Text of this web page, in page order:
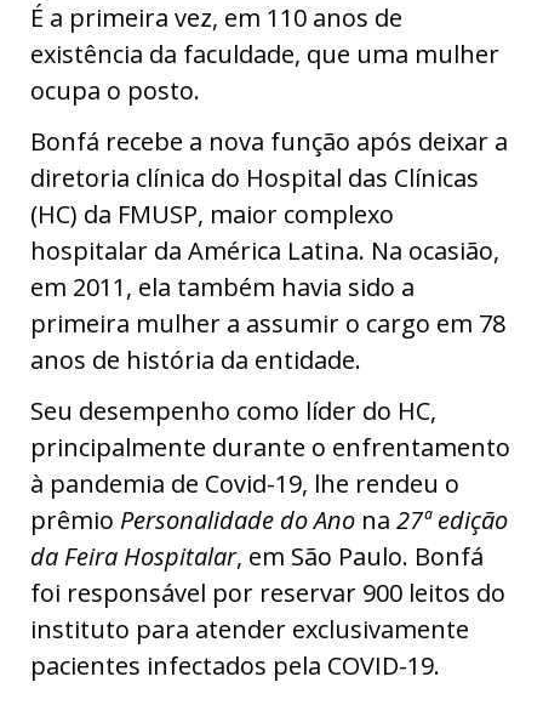
É a primeira vez, em 110 anos de
existência da faculdade, que uma mulher
ocupa o posto.
Bonfá recebe a nova função após deixar a
diretoria clínica do Hospital das Clínicas
(HC) da FMUSP, maior complexo
hospitalar da América Latina. Na ocasião,
em 2011, ela também havia sido a
primeira mulher a assumir o cargo em 78
anos de história da entidade.
Seu desempenho como líder do HC,
principalmente durante o enfrentamento
à pandemia de Covid-19, lhe rendeu o
prêmio Personalidade do Ano na 27ª edição
da Feira Hospitalar, em São Paulo. Bonfá
foi responsável por reservar 900 leitos do
instituto para atender exclusivamente
pacientes infectados pela COVID-19.